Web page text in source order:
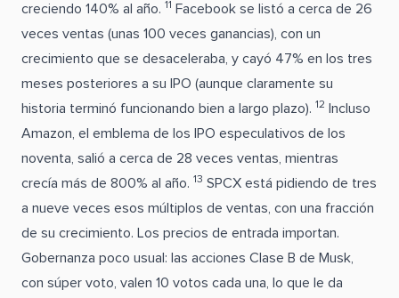
creciendo 140% al año. 11
Facebook se listó a cerca de 26
veces ventas (unas 100 veces ganancias), con un
crecimiento que se desaceleraba, y cayó 47% en los tres
meses posteriores a su IPO (aunque claramente su
historia terminó funcionando bien a largo plazo). 12
Incluso
Amazon, el emblema de los IPO especulativos de los
noventa, salió a cerca de 28 veces ventas, mientras
crecía más de 800% al año. 13 SPCX está pidiendo de tres
a nueve veces esos múltiplos de ventas, con una fracción
de su crecimiento. Los precios de entrada importan.
Gobernanza poco usual: las acciones Clase B de Musk,
con súper voto, valen 10 votos cada una, lo que le da